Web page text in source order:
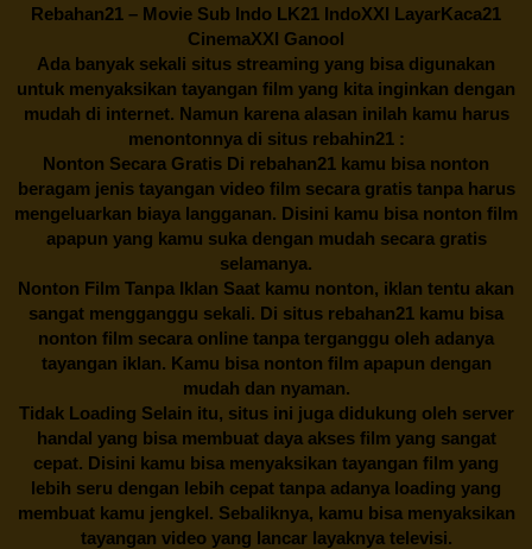
Rebahan21 – Movie Sub Indo LK21 IndoXXI LayarKaca21
CinemaXXI Ganool
Ada banyak sekali situs streaming yang bisa digunakan
untuk menyaksikan tayangan film yang kita inginkan dengan
mudah di internet. Namun karena alasan inilah kamu harus
menontonnya di situs rebahin21 :
Nonton Secara Gratis Di rebahan21 kamu bisa nonton
beragam jenis tayangan video film secara gratis tanpa harus
mengeluarkan biaya langganan. Disini kamu bisa nonton film
apapun yang kamu suka dengan mudah secara gratis
selamanya.
Nonton Film Tanpa Iklan Saat kamu nonton, iklan tentu akan
sangat mengganggu sekali. Di situs rebahan21 kamu bisa
nonton film secara online tanpa terganggu oleh adanya
tayangan iklan. Kamu bisa nonton film apapun dengan
mudah dan nyaman.
Tidak Loading Selain itu, situs ini juga didukung oleh server
handal yang bisa membuat daya akses film yang sangat
cepat. Disini kamu bisa menyaksikan tayangan film yang
lebih seru dengan lebih cepat tanpa adanya loading yang
membuat kamu jengkel. Sebaliknya, kamu bisa menyaksikan
tayangan video yang lancar layaknya televisi.